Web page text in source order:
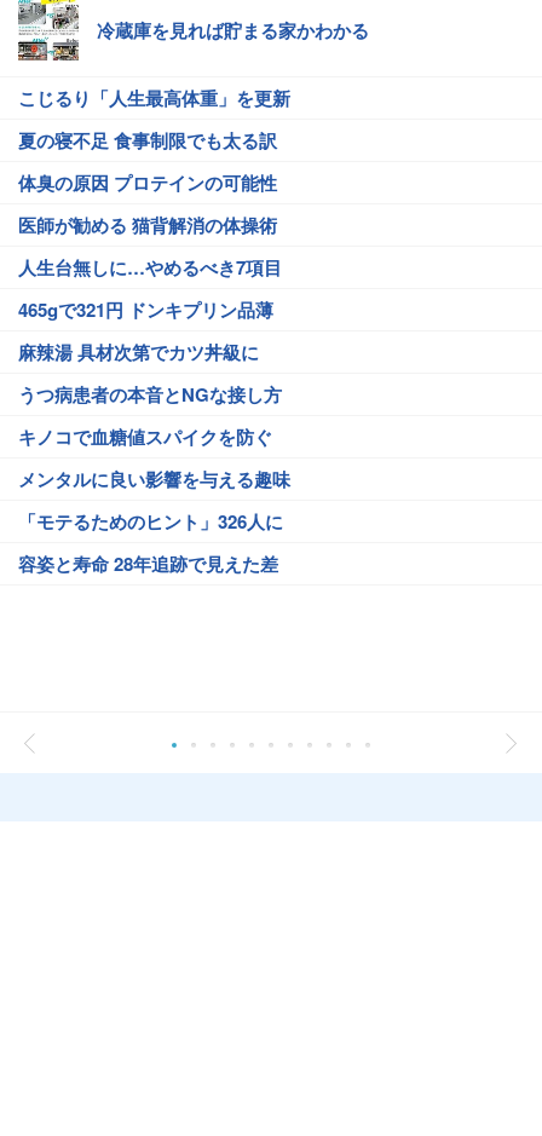
冷蔵庫を見れば貯まる家かわかる
こじるり「人生最高体重」を更新
夏の寝不足 食事制限でも太る訳
体臭の原因 プロテインの可能性
医師が勧める 猫背解消の体操術
人生台無しに…やめるべき7項目
465gで321円 ドンキプリン品薄
麻辣湯 具材次第でカツ丼級に
うつ病患者の本音とNGな接し方
キノコで血糖値スパイクを防ぐ
メンタルに良い影響を与える趣味
「モテるためのヒント」326人に
容姿と寿命 28年追跡で見えた差